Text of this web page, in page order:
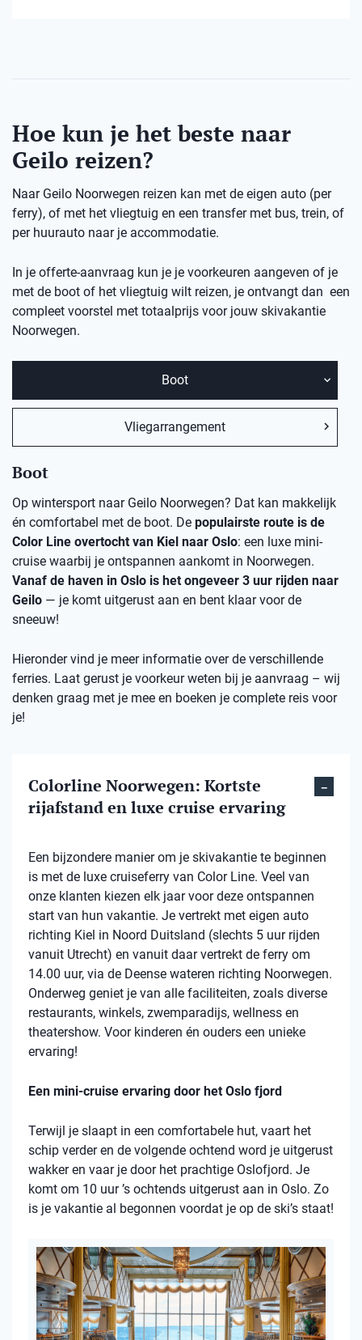
Hoe kun je het beste naar
Geilo reizen?
Naar Geilo Noorwegen reizen kan met de eigen auto (per
ferry), of met het vliegtuig en een transfer met bus, trein, of
per huurauto naar je accommodatie.
In je offerte-aanvraag kun je je voorkeuren aangeven of je
met de boot of het vliegtuig wilt reizen, je ontvangt dan een
compleet voorstel met totaalprijs voor jouw skivakantie
Noorwegen.
Boot
Vliegarrangement
Boot
Op wintersport naar Geilo Noorwegen? Dat kan makkelijk
én comfortabel met de boot. De populairste route is de
Color Line overtocht van Kiel naar Oslo: een luxe mini-
cruise waarbij je ontspannen aankomt in Noorwegen.
Vanaf de haven in Oslo is het ongeveer 3 uur rijden naar
Geilo — je komt uitgerust aan en bent klaar voor de
sneeuw!
Hieronder vind je meer informatie over de verschillende
ferries. Laat gerust je voorkeur weten bij je aanvraag – wij
denken graag met je mee en boeken je complete reis voor
je!
Colorline Noorwegen: Kortste
rijafstand en luxe cruise ervaring
Een bijzondere manier om je skivakantie te beginnen
is met de luxe cruiseferry van Color Line. Veel van
onze klanten kiezen elk jaar voor deze ontspannen
start van hun vakantie. Je vertrekt met eigen auto
richting Kiel in Noord Duitsland (slechts 5 uur rijden
vanuit Utrecht) en vanuit daar vertrekt de ferry om
14.00 uur, via de Deense wateren richting Noorwegen.
Onderweg geniet je van alle faciliteiten, zoals diverse
restaurants, winkels, zwemparadijs, wellness en
theatershow. Voor kinderen én ouders een unieke
ervaring!
Een mini-cruise ervaring door het Oslo fjord
Terwijl je slaapt in een comfortabele hut, vaart het
schip verder en de volgende ochtend word je uitgerust
wakker en vaar je door het prachtige Oslofjord. Je
komt om 10 uur ’s ochtends uitgerust aan in Oslo. Zo
is je vakantie al begonnen voordat je op de ski’s staat!